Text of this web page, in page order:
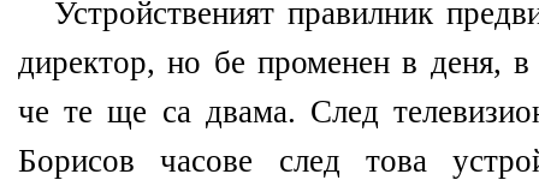
Устройственият правилник
директор, но бе променен в деня,
че те ще са двама. След
Борисов часове след това